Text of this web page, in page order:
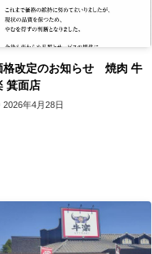
格改定のお知らせ 焼肉 牛
箕面店
2026年4月28日